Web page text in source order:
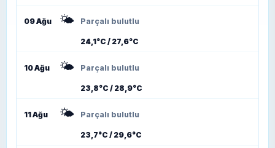
09 Ağu 🌤️ Parçalı bulutlu
24,1°C / 27,6°C
10 Ağu 🌤️ Parçalı bulutlu
23,8°C / 28,9°C
11 Ağu 🌤️ Parçalı bulutlu
23,7°C / 29,6°C